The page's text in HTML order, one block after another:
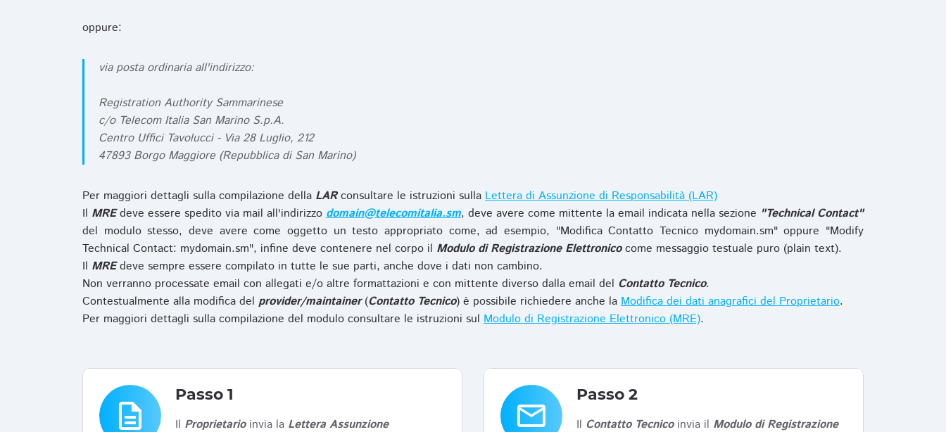
oppure:
via posta ordinaria all'indirizzo:
Registration Authority Sammarinese
c/o Telecom Italia San Marino S.p.A.
Centro Uffici Tavolucci - Via 28 Luglio, 212
47893 Borgo Maggiore (Repubblica di San Marino)
Per maggiori dettagli sulla compilazione della LARconsultare le istruzioni sulla Lettera di Assunzione di Responsabilità (LAR)
Il MREdeve essere spedito via mail all'indirizzo domain@telecomitalia.sm, deve avere come mittente la email indicata nella sezione "Technical Contact"
del modulo stesso, deve avere come oggetto un testo appropriato come, ad esempio, "Modifica Contatto Tecnico mydomain.sm" oppure "Modify
Technical Contact: mydomain.sm", infine deve contenere nel corpo il Modulo di Registrazione Elettronicocome messaggio testuale puro (plain text).
Il MREdeve sempre essere compilato in tutte le sue parti, anche dove i dati non cambino.
Non verranno processate email con allegati e/o altre formattazioni e con mittente diverso dalla email del Contatto Tecnico.
Contestualmente alla modifica del provider/maintainer(Contatto Tecnico) è possibile richiedere anche la Modifica dei dati anagrafici del Proprietario.
Per maggiori dettagli sulla compilazione del modulo consultare le istruzioni sul Modulo di Registrazione Elettronico (MRE).
description
Passo 1
Il Proprietarioinvia la Lettera Assunzione email
Passo 2
Il Contatto Tecnicoinvia il Modulo di Registrazione